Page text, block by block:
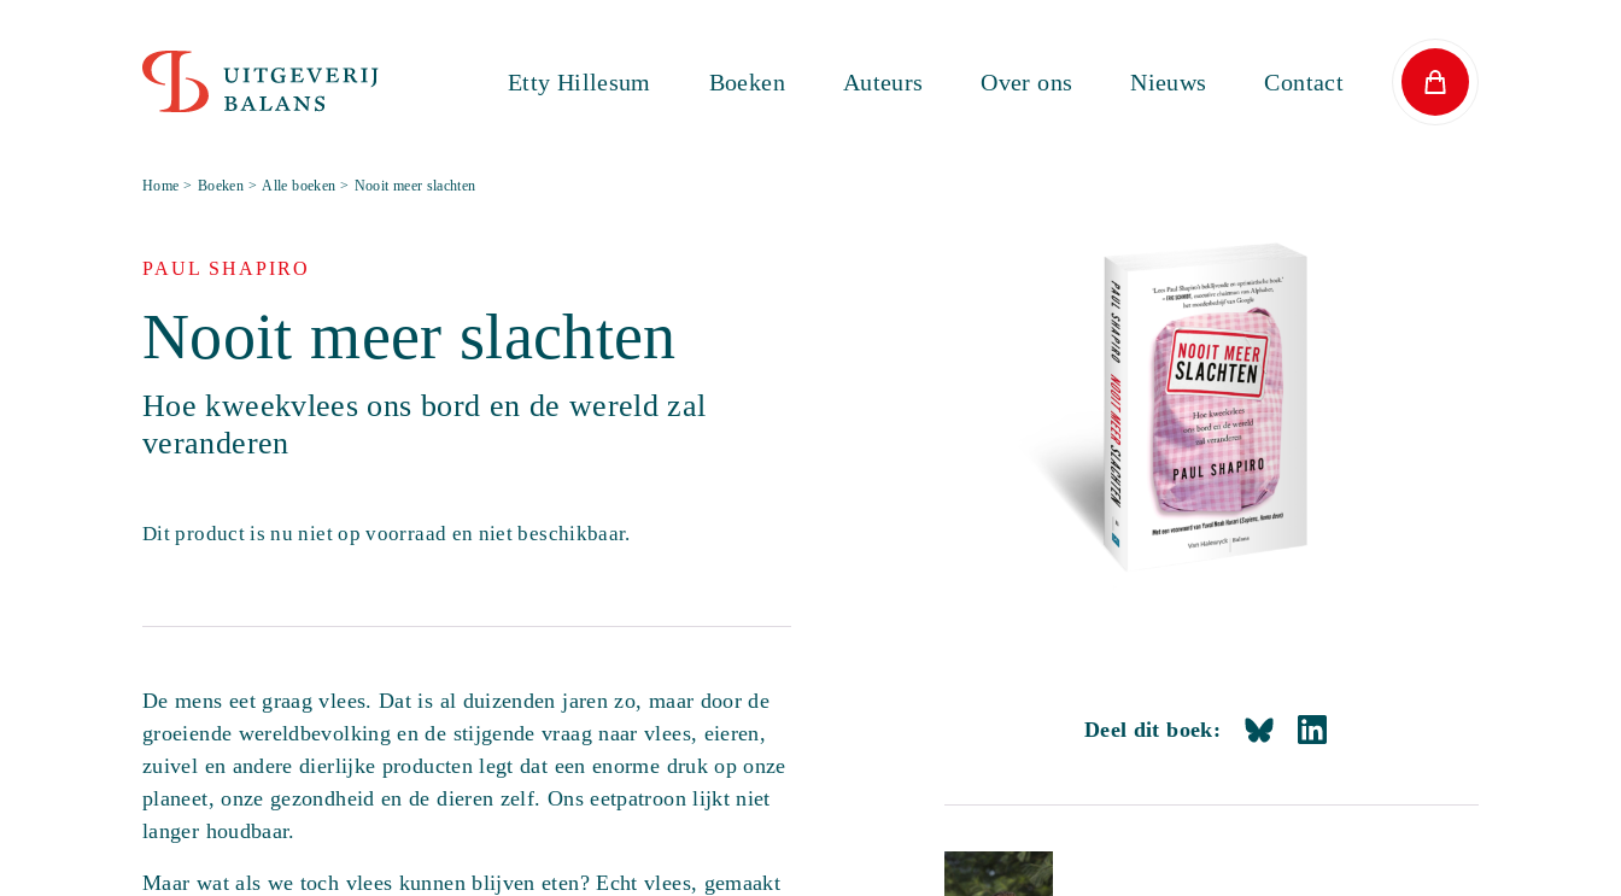
Etty Hillesum Boeken Auteurs Over ons Nieuws Contact
Home > Boeken > Alle boeken > Nooit meer slachten
PAUL SHAPIRO
Nooit meer slachten
Hoe kweekvlees ons bord en de wereld zal
veranderen
Dit product is nu niet op voorraad en niet beschikbaar.
De mens eet graag vlees. Dat is al duizenden jaren zo, maar door de
groeiende wereldbevolking en de stijgende vraag naar vlees, eieren,
zuivel en andere dierlijke producten legt dat een enorme druk op onze
planeet, onze gezondheid en de dieren zelf. Ons eetpatroon lijkt niet
langer houdbaar.
Maar wat als we toch vlees kunnen blijven eten? Echt vlees, gemaakt
Deel dit boek: